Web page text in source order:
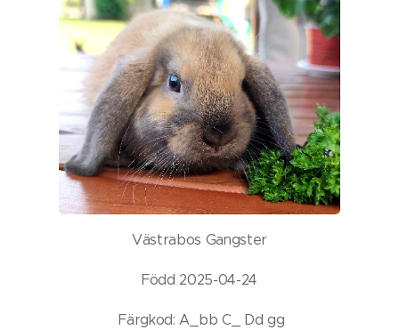
Västrabos Gangster
Född 2025-04-24
Färgkod: A_bb C_ Dd gg